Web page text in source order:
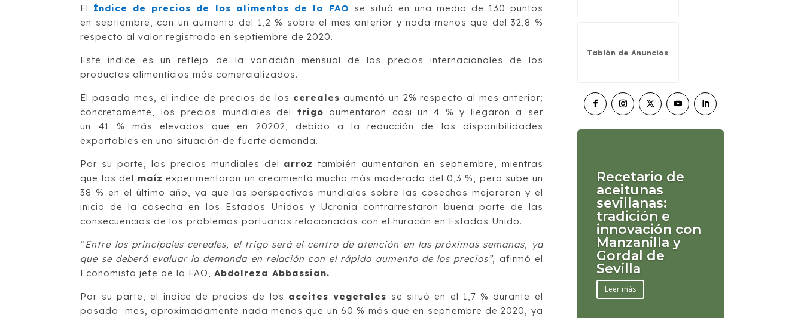
El Índice de precios de los alimentos de la FAO se situó en una media de 130 puntos
en septiembre, con un aumento del 1,2 % sobre el mes anterior y nada menos que del 32,8 %
respecto al valor registrado en septiembre de 2020.
Este índice es un reflejo de la variación mensual de los precios internacionales de los
productos alimenticios más comercializados.
El pasado mes, el índice de precios de los cereales aumentó un 2% respecto al mes anterior;
concretamente, los precios mundiales del trigo aumentaron casi un 4 % y llegaron a ser
un 41 % más elevados que en 20202, debido a la reducción de las disponibilidades
exportables en una situación de fuerte demanda.
Por su parte, los precios mundiales del arroz también aumentaron en septiembre, mientras
que los del maíz experimentaron un crecimiento mucho más moderado del 0,3 %, pero sube un
38 % en el último año, ya que las perspectivas mundiales sobre las cosechas mejoraron y el
inicio de la cosecha en los Estados Unidos y Ucrania contrarrestaron buena parte de las
consecuencias de los problemas portuarios relacionadas con el huracán en Estados Unido.
“ Entre los principales cereales, el trigo será el centro de atención en las próximas semanas, ya
que se deberá evaluar la demanda en relación con el rápido aumento de los precios”, afirmó el
Economista jefe de la FAO,Abdolreza Abbassian.
Por su parte, el índice de precios de los aceites vegetales se situó en el 1,7 % durante el
pasado mes, aproximadamente nada menos que un 60 % más que en septiembre de 2020, ya
Tablón de Anuncios
Recetario de
aceitunas
sevillanas:
tradición e
innovación con
Manzanilla y
Gordal de
Sevilla
Leer más